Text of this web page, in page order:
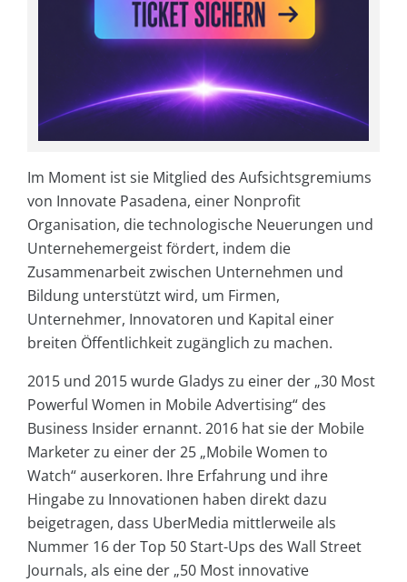
Im Moment ist sie Mitglied des Aufsichtsgremiums
von Innovate Pasadena, einer Nonprofit
Organisation, die technologische Neuerungen und
Unternehemergeist fördert, indem die
Zusammenarbeit zwischen Unternehmen und
Bildung unterstützt wird, um Firmen,
Unternehmer, Innovatoren und Kapital einer
breiten Öffentlichkeit zugänglich zu machen.
2015 und 2015 wurde Gladys zu einer der „30 Most
Powerful Women in Mobile Advertising“ des
Business Insider ernannt. 2016 hat sie der Mobile
Marketer zu einer der 25 „Mobile Women to
Watch“ auserkoren. Ihre Erfahrung und ihre
Hingabe zu Innovationen haben direkt dazu
beigetragen, dass UberMedia mittlerweile als
Nummer 16 der Top 50 Start-Ups des Wall Street
Journals, als eine der „50 Most innovative